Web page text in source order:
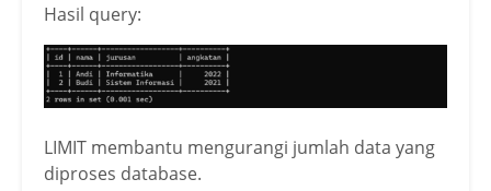
Hasil query:
LIMIT membantu mengurangi jumlah data yang
diproses database.